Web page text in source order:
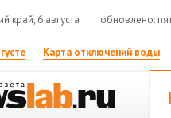
край, 6 августа обновлено:
Карта отключений воды